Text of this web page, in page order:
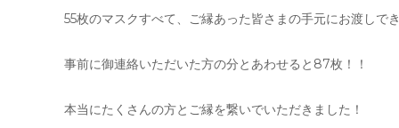
55枚のマスクすべて、ご縁あった皆さまの手元にお渡しで
事前に御連絡いただいた方の分とあわせると87枚！！
本当にたくさんの方とご縁を繋いでいただきました！